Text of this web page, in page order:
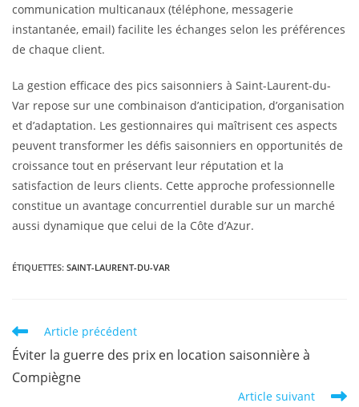
communication multicanaux (téléphone, messagerie
instantanée, email) facilite les échanges selon les préférences
de chaque client.
La gestion efficace des pics saisonniers à Saint-Laurent-du-
Var repose sur une combinaison d’anticipation, d’organisation
et d’adaptation. Les gestionnaires qui maîtrisent ces aspects
peuvent transformer les défis saisonniers en opportunités de
croissance tout en préservant leur réputation et la
satisfaction de leurs clients. Cette approche professionnelle
constitue un avantage concurrentiel durable sur un marché
aussi dynamique que celui de la Côte d’Azur.
ÉTIQUETTES: SAINT-LAURENT-DU-VAR
Article précédent
Éviter la guerre des prix en location saisonnière à
Compiègne
Article suivant